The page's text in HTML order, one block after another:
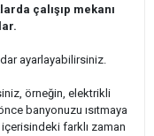
çalışıp mekanı
ayarlayabilirsiniz.
örneğin, elektrikli
banyonuzu ısıtmaya
içerisindeki farklı zaman